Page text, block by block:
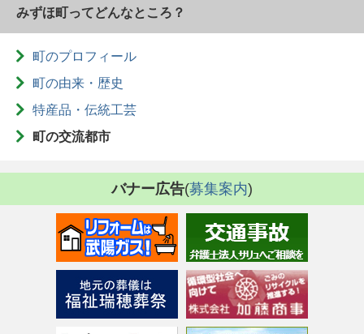
みずほ町ってどんなところ？
町のプロフィール
町の由来・歴史
特産品・伝統工芸
町の交流都市
バナー広告(募集案内)